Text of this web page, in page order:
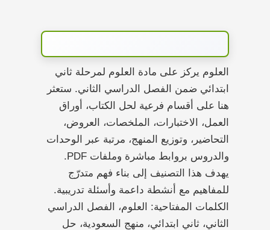
العلوم يركز على مادة العلوم لمرحلة ثاني
ابتدائي ضمن الفصل الدراسي الثاني. ستعثر
هنا على أقسام فرعية لحل الكتاب، أوراق
العمل، الاختبارات، الملخصات، العروض،
التحاضير، وتوزيع المنهج، مرتبة عبر الوحدات
والدروس بروابط مباشرة وملفات PDF.
يهدف هذا التصنيف إلى بناء فهم متدرّج
للمفاهيم مع أنشطة داعمة وأسئلة تدريبية.
الكلمات المفتاحية: العلوم، الفصل الدراسي
الثاني، ثاني ابتدائي، منهج السعودية، حل